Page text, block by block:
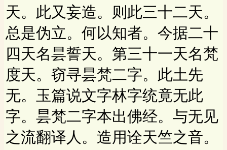
天。此又妄造。则此三十二天。
总是伪立。何以知者。今据二十
四天名昙誓天。第三十一天名梵
度天。窃寻昙梵二字。此土先
无。玉篇说文字林字统竟无此
字。昙梵二字本出佛经。与无见
之流翻译人。造用诠天竺之音。